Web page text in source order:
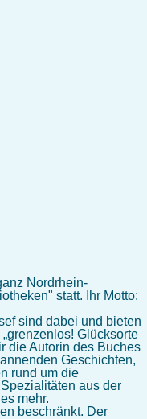
Nordrhein-
statt. Ihr Motto:
sind dabei und bieten
Glücksorte
die Autorin des Buches
Geschichten,
rund um die
aus der
mehr.
beschränkt. Der